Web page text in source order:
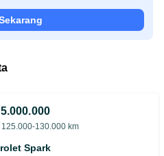
125.000-130.000 km
Spark